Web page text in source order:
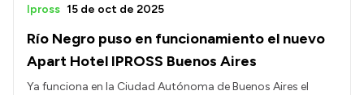
Río Negro puso en funcionamiento el nuevo
Apart Hotel IPROSS Buenos Aires
Ipross 15 de oct de 2025
Ya funciona en la Ciudad Autónoma de Buenos Aires el